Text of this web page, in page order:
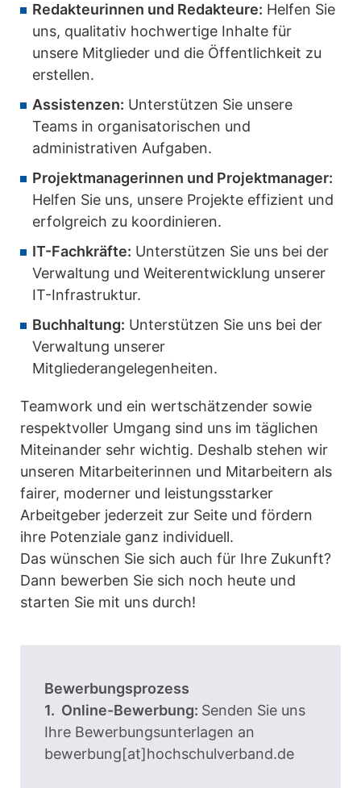
Redakteurinnen und Redakteure: Helfen Sie
uns, qualitativ hochwertige Inhalte für
unsere Mitglieder und die Öffentlichkeit zu
erstellen.
Assistenzen: Unterstützen Sie unsere
Teams in organisatorischen und
administrativen Aufgaben.
Projektmanagerinnen und Projektmanager:
Helfen Sie uns, unsere Projekte effizient und
erfolgreich zu koordinieren.
IT-Fachkräfte: Unterstützen Sie uns bei der
Verwaltung und Weiterentwicklung unserer
IT-Infrastruktur.
Buchhaltung: Unterstützen Sie uns bei der
Verwaltung unserer
Mitgliederangelegenheiten.
Teamwork und ein wertschätzender sowie
respektvoller Umgang sind uns im täglichen
Miteinander sehr wichtig. Deshalb stehen wir
unseren Mitarbeiterinnen und Mitarbeitern als
fairer, moderner und leistungsstarker
Arbeitgeber jederzeit zur Seite und fördern
ihre Potenziale ganz individuell.
Das wünschen Sie sich auch für Ihre Zukunft?
Dann bewerben Sie sich noch heute und
starten Sie mit uns durch!
Bewerbungsprozess
1. Online-Bewerbung: Senden Sie uns
Ihre Bewerbungsunterlagen an
bewerbung[at]hochschulverband.de